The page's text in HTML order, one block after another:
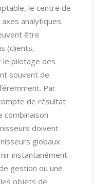
le centre de
analytiques.
être
(clients,
le pilotage des
souvent de
Par
de résultat
combinaison
doivent
globaux.
instantanément
gestion ou une
objets de